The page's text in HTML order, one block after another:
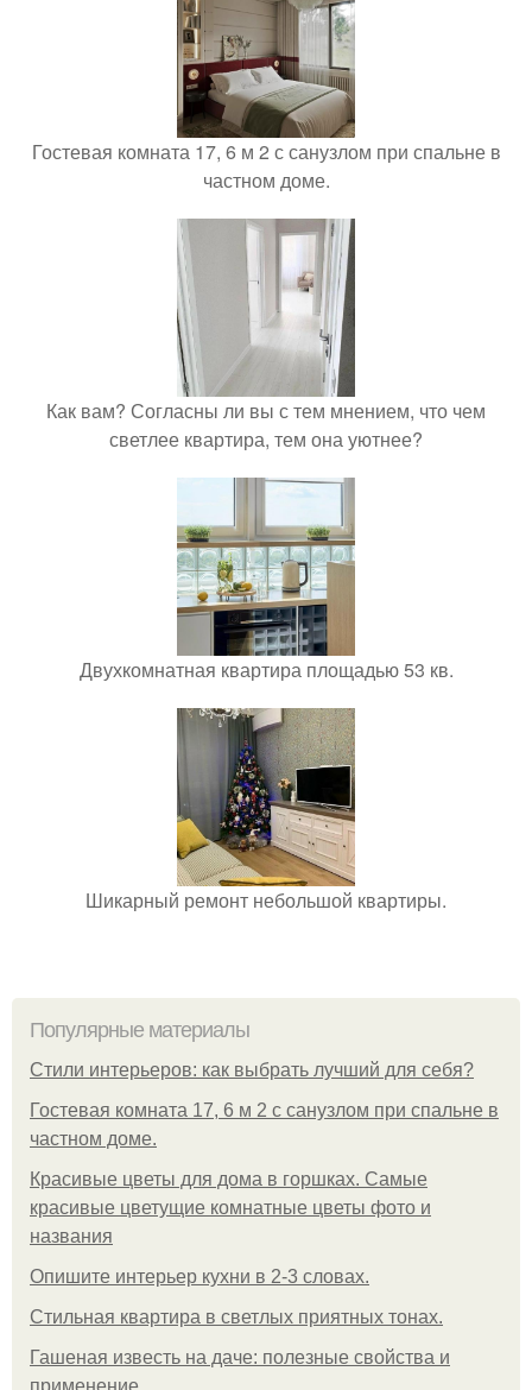
Гостевая комната 17, 6 м 2 с санузлом при спальне в
частном доме.
Как вам? Согласны ли вы с тем мнением, что чем
светлее квартира, тем она уютнее?
Двухкомнатная квартира площадью 53 кв.
Шикарный ремонт небольшой квартиры.
Популярные материалы
Стили интерьеров: как выбрать лучший для себя?
Гостевая комната 17, 6 м 2 с санузлом при спальне в
частном доме.
Красивые цветы для дома в горшках. Самые
красивые цветущие комнатные цветы фото и
названия
Опишите интерьер кухни в 2-3 словах.
Стильная квартира в светлых приятных тонах.
Гашеная известь на даче: полезные свойства и